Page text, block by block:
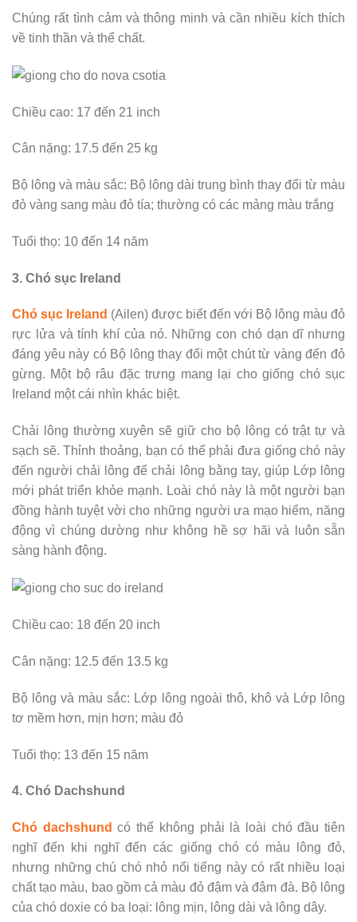
Chúng rất tình cảm và thông minh và cần nhiều kích thích
về tinh thần và thể chất.
Chiều cao: 17 đến 21 inch
Cân nặng: 17.5 đến 25 kg
Bộ lông và màu sắc: Bộ lông dài trung bình thay đổi từ màu
đỏ vàng sang màu đỏ tía; thường có các mảng màu trắng
Tuổi thọ: 10 đến 14 năm
3. Chó sục Ireland
Chó sục Ireland (Ailen) được biết đến với Bộ lông màu đỏ
rực lửa và tính khí của nó. Những con chó dạn dĩ nhưng
đáng yêu này có Bộ lông thay đổi một chút từ vàng đến đỏ
gừng. Một bộ râu đặc trưng mang lại cho giống chó sục
Ireland một cái nhìn khác biệt.
Chải lông thường xuyên sẽ giữ cho bộ lông có trật tự và
sạch sẽ. Thỉnh thoảng, bạn có thể phải đưa giống chó này
đến người chải lông để chải lông bằng tay, giúp Lớp lông
mới phát triển khỏe mạnh. Loài chó này là một người bạn
đồng hành tuyệt vời cho những người ưa mạo hiểm, năng
động vì chúng dường như không hề sợ hãi và luôn sẵn
sàng hành động.
Chiều cao: 18 đến 20 inch
Cân nặng: 12.5 đến 13.5 kg
Bộ lông và màu sắc: Lớp lông ngoài thô, khô và Lớp lông
tơ mềm hơn, mịn hơn; màu đỏ
Tuổi thọ: 13 đến 15 năm
4. Chó Dachshund
Chó dachshund có thể không phải là loài chó đầu tiên
nghĩ đến khi nghĩ đến các giống chó có màu lông đỏ,
nhưng những chú chó nhỏ nổi tiếng này có rất nhiều loại
chất tạo màu, bao gồm cả màu đỏ đậm và đậm đà. Bộ lông
của chó doxie có ba loại: lông mịn, lông dài và lông dây.